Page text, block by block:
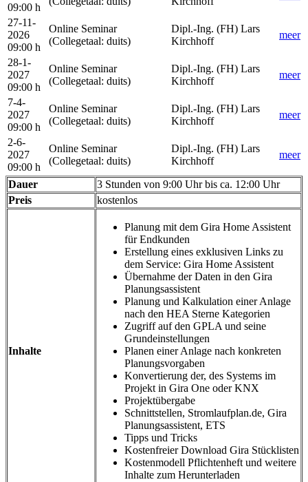
09:00 h
27-11-
2026
09:00 h
Online Seminar
(Collegetaal: duits)
Dipl.-Ing. (FH) Lars
Kirchhoff
meer
28-1-
2027
09:00 h
Online Seminar
(Collegetaal: duits)
Dipl.-Ing. (FH) Lars
Kirchhoff
meer
7-4-
2027
09:00 h
Online Seminar
(Collegetaal: duits)
Dipl.-Ing. (FH) Lars
Kirchhoff
meer
2-6-
2027
09:00 h
Online Seminar
(Collegetaal: duits)
Dipl.-Ing. (FH) Lars
Kirchhoff
meer
Dauer
3 Stunden von 9:00 Uhr bis ca. 12:00 Uhr
Preis
kostenlos
Inhalte
Planung mit dem Gira Home Assistent
für Endkunden
Erstellung eines exklusiven Links zu
dem Service: Gira Home Assistent
Übernahme der Daten in den Gira
Planungsassistent
Planung und Kalkulation einer Anlage
nach den HEA Sterne Kategorien
Zugriff auf den GPLA und seine
Grundeinstellungen
Planen einer Anlage nach konkreten
Planungsvorgaben
Konvertierung der, des Systems im
Projekt in Gira One oder KNX
Projektübergabe
Schnittstellen, Stromlaufplan.de, Gira
Planungsassistent, ETS
Tipps und Tricks
Kostenfreier Download Gira Stücklisten
Kostenmodell Pflichtenheft und weitere
Inhalte zum Herunterladen